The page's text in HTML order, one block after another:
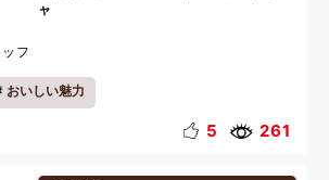
ャ
フ
おいしい魅力
5 261